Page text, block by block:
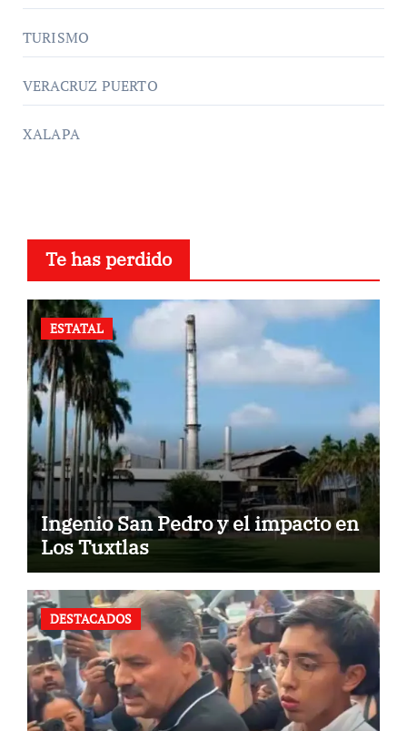
TURISMO
VERACRUZ PUERTO
XALAPA
Te has perdido
ESTATAL
Ingenio San Pedro y el impacto en
Los Tuxtlas
DESTACADOS